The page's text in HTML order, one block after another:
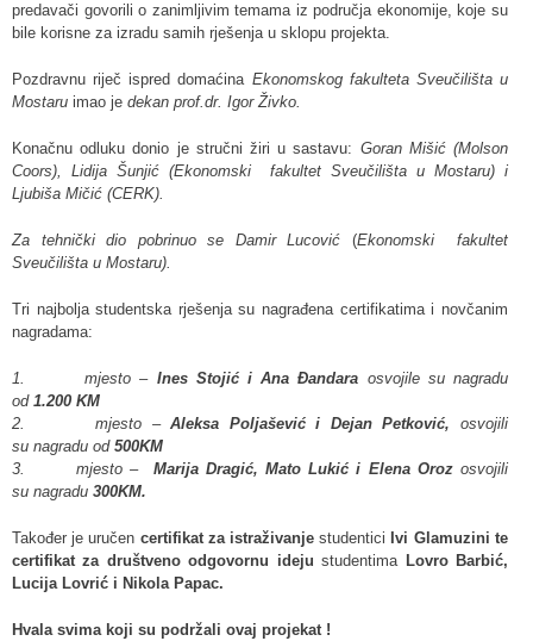
predavači govorili o zanimljivim temama iz područja ekonomije, koje su
bile korisne za izradu samih rješenja u sklopu projekta.
Pozdravnu riječ ispred domaćina Ekonomskog fakulteta Sveučilišta u
Mostaru imao je dekan prof.dr. Igor Živko.
Konačnu odluku donio je stručni žiri u sastavu: Goran Mišić (Molson
Coors), Lidija Šunjić (Ekonomski fakultet Sveučilišta u Mostaru) i
Ljubiša Mičić (CERK).
Za tehnički dio pobrinuo se Damir Lucović (Ekonomski fakultet
Sveučilišta u Mostaru).
Tri najbolja studentska rješenja su nagrađena certifikatima i novčanim
nagradama:
1.mjesto – Ines Stojić i Ana Đandara osvojile su nagradu
od 1.200 KM
2.mjesto –Aleksa Poljašević i Dejan Petković, osvojili
su nagradu od 500KM
3.mjesto – Marija Dragić, Mato Lukić i Elena Oroz osvojili
su nagradu 300KM.
Također je uručen certifikat za istraživanje studentici Ivi Glamuzini te
certifikat za društveno odgovornu idejustudentima Lovro Barbić,
Lucija Lovrić i Nikola Papac.
Hvala svima koji su podržali ovaj projekat !